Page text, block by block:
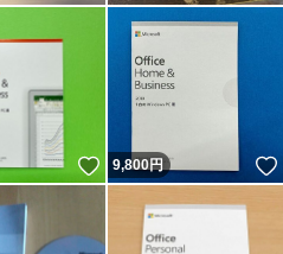
いいね！
9,800円